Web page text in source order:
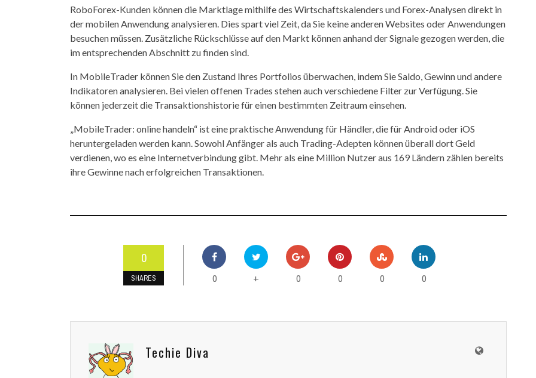
RoboForex-Kunden können die Marktlage mithilfe des Wirtschaftskalenders und Forex-Analysen direkt in
der mobilen Anwendung analysieren. Dies spart viel Zeit, da Sie keine anderen Websites oder Anwendungen
besuchen müssen. Zusätzliche Rückschlüsse auf den Markt können anhand der Signale gezogen werden, die
im entsprechenden Abschnitt zu finden sind.
In MobileTrader können Sie den Zustand Ihres Portfolios überwachen, indem Sie Saldo, Gewinn und andere
Indikatoren analysieren. Bei vielen offenen Trades stehen auch verschiedene Filter zur Verfügung. Sie
können jederzeit die Transaktionshistorie für einen bestimmten Zeitraum einsehen.
„MobileTrader: online handeln“ ist eine praktische Anwendung für Händler, die für Android oder iOS
heruntergeladen werden kann. Sowohl Anfänger als auch Trading-Adepten können überall dort Geld
verdienen, wo es eine Internetverbindung gibt. Mehr als eine Million Nutzer aus 169 Ländern zählen bereits
ihre Gewinne nach erfolgreichen Transaktionen.
0
SHARES 0 + 0 0 0 0
Techie Diva